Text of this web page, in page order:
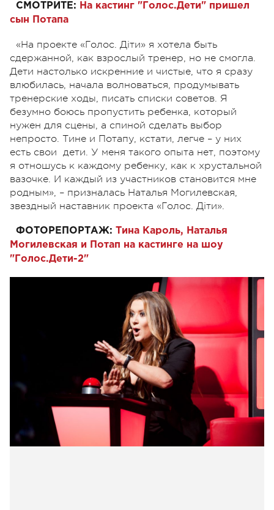
СМОТРИТЕ: На кастинг "Голос.Дети" пришел
сын Потапа
«На проекте «Голос. Діти» я хотела быть
сдержанной, как взрослый тренер, но не смогла.
Дети настолько искренние и чистые, что я сразу
влюбилась, начала волноваться, продумывать
тренерские ходы, писать списки советов. Я
безумно боюсь пропустить ребенка, который
нужен для сцены, а спиной сделать выбор
непросто. Тине и Потапу, кстати, легче – у них
есть свои дети. У меня такого опыта нет, поэтому
я отношусь к каждому ребенку, как к хрустальной
вазочке. И каждый из участников становится мне
родным», – призналась Наталья Могилевская,
звездный наставник проекта «Голос. Діти».
ФОТОРЕПОРТАЖ: Тина Кароль, Наталья
Могилевская и Потап на кастинге на шоу
"Голос.Дети-2"